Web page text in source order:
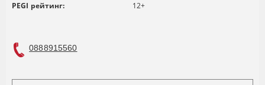
PEGI рейтинг:
12+
0888915560